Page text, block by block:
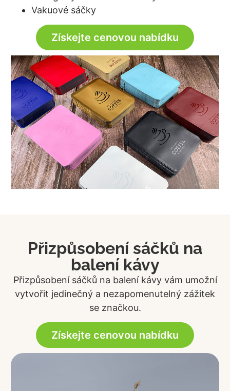
Vakuové sáčky
Získejte cenovou nabídku
Přizpůsobení sáčků na
balení kávy
Přizpůsobení sáčků na balení kávy vám umožní
vytvořit jedinečný a nezapomenutelný zážitek
se značkou.
Získejte cenovou nabídku